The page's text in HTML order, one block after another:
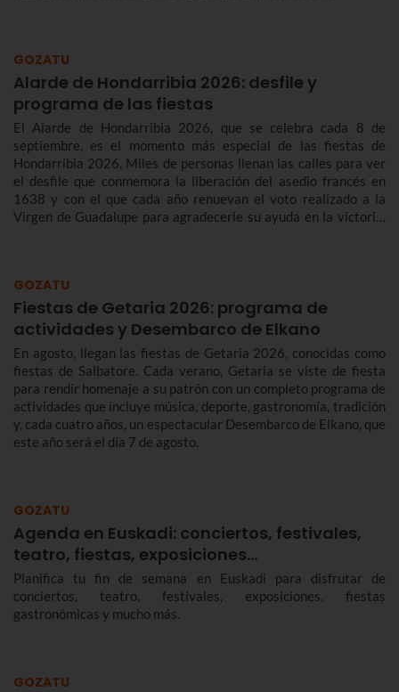
GOZATU
Alarde de Hondarribia 2026: desfile y
programa de las fiestas
El Alarde de Hondarribia 2026, que se celebra cada 8 de
septiembre, es el momento más especial de las fiestas de
Hondarribia 2026. Miles de personas llenan las calles para ver
el desfile que conmemora la liberación del asedio francés en
1638 y con el que cada año renuevan el voto realizado a la
Virgen de Guadalupe para agradecerle su ayuda en la victoria.
septiembre.
GOZATU
Fiestas de Getaria 2026: programa de
actividades y Desembarco de Elkano
En agosto, llegan las fiestas de Getaria 2026, conocidas como
fiestas de Salbatore. Cada verano, Getaria se viste de fiesta
para rendir homenaje a su patrón con un completo programa de
actividades que incluye música, deporte, gastronomía, tradición
y, cada cuatro años, un espectacular Desembarco de Elkano, que
este año será el día 7 de agosto.
GOZATU
Agenda en Euskadi: conciertos, festivales,
teatro, fiestas, exposiciones…
Planifica tu fin de semana en Euskadi para disfrutar de
conciertos, teatro, festivales, exposiciones, fiestas
gastronómicas y mucho más.
GOZATU